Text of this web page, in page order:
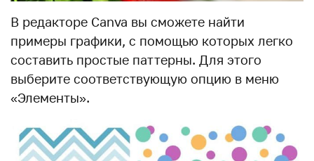
В редакторе Canva вы сможете найти
примеры графики, с помощью которых легко
составить простые паттерны. Для этого
выберите соответствующую опцию в меню
«Элементы».